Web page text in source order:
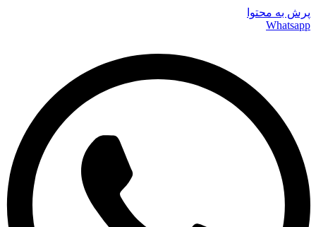
پرش به محتوا
Whatsapp